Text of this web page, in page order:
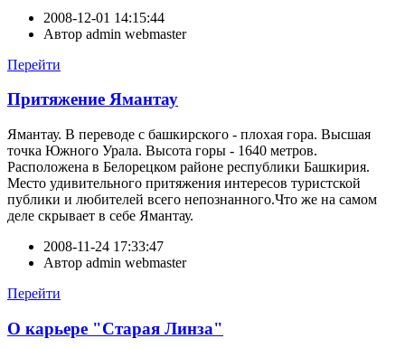
2008-12-01 14:15:44
Автор admin webmaster
Перейти
Притяжение Ямантау
Ямантау. В переводе с башкирского - плохая гора. Высшая
точка Южного Урала. Высота горы - 1640 метров.
Расположена в Белорецком районе республики Башкирия.
Место удивительного притяжения интересов туристской
публики и любителей всего непознанного.Что же на самом
деле скрывает в себе Ямантау.
2008-11-24 17:33:47
Автор admin webmaster
Перейти
О карьере "Старая Линза"